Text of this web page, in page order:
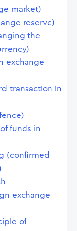
market)
reserve)
the
exchange
transaction in
funds in
(confirmed
exchange
of